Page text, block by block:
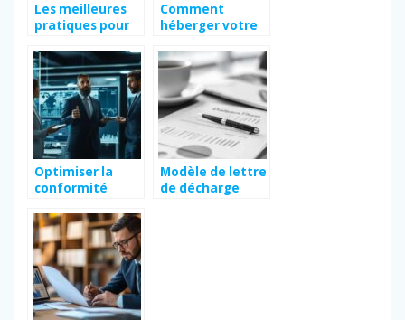
Les meilleures
pratiques pour
conformité en
entreprise
Comment
héberger votre
en toute
sécurité et
conformité
Optimiser la
conformité
entreprises
grâce à un
accompagneme
nt spécialisé
Modèle de lettre
de décharge